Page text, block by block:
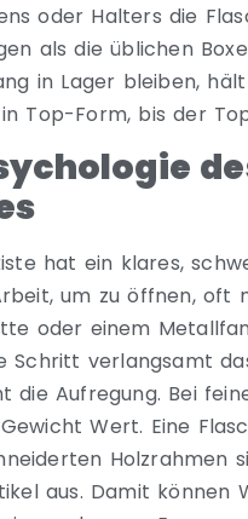
oder Halters die
als die üblichen
in Lager bleiben,
Top-Form, bis der
hat ein klares,
um zu öffnen, oft
oder einem
Schritt verlangsamt
die Aufregung. Bei
Wert. Eine
Holzrahmen
aus. Damit können